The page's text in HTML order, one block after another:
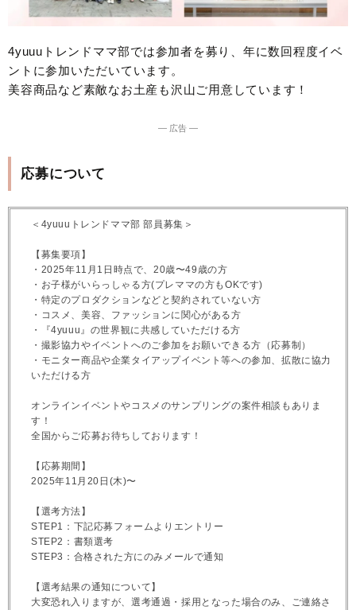
4yuuuトレンドママ部では参加者を募り、年に数回程度イベ
ントに参加いただいています。
美容商品など素敵なお土産も沢山ご用意しています！
― 広告 ―
応募について
＜4yuuuトレンドママ部 部員募集＞
【募集要項】
・2025年11月1日時点で、20歳〜49歳の方
・お子様がいらっしゃる方(プレママの方もOKです)
・特定のプロダクションなどと契約されていない方
・コスメ、美容、ファッションに関心がある方
・『4yuuu』の世界観に共感していただける方
・撮影協力やイベントへのご参加をお願いできる方（応募制）
・モニター商品や企業タイアップイベント等への参加、拡散に協力
いただける方
オンラインイベントやコスメのサンプリングの案件相談もありま
す！
全国からご応募お待ちしております！
【応募期間】
2025年11月20日(木)〜
【選考方法】
STEP1：下記応募フォームよりエントリー
STEP2：書類選考
STEP3：合格された方にのみメールで通知
【選考結果の通知について】
大変恐れ入りますが、選考通過・採用となった場合のみ、ご連絡さ